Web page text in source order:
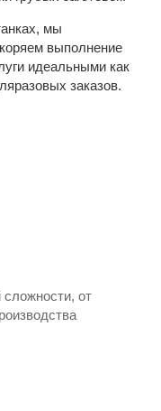
мы
выполнение
идеальными как
заказов.
от